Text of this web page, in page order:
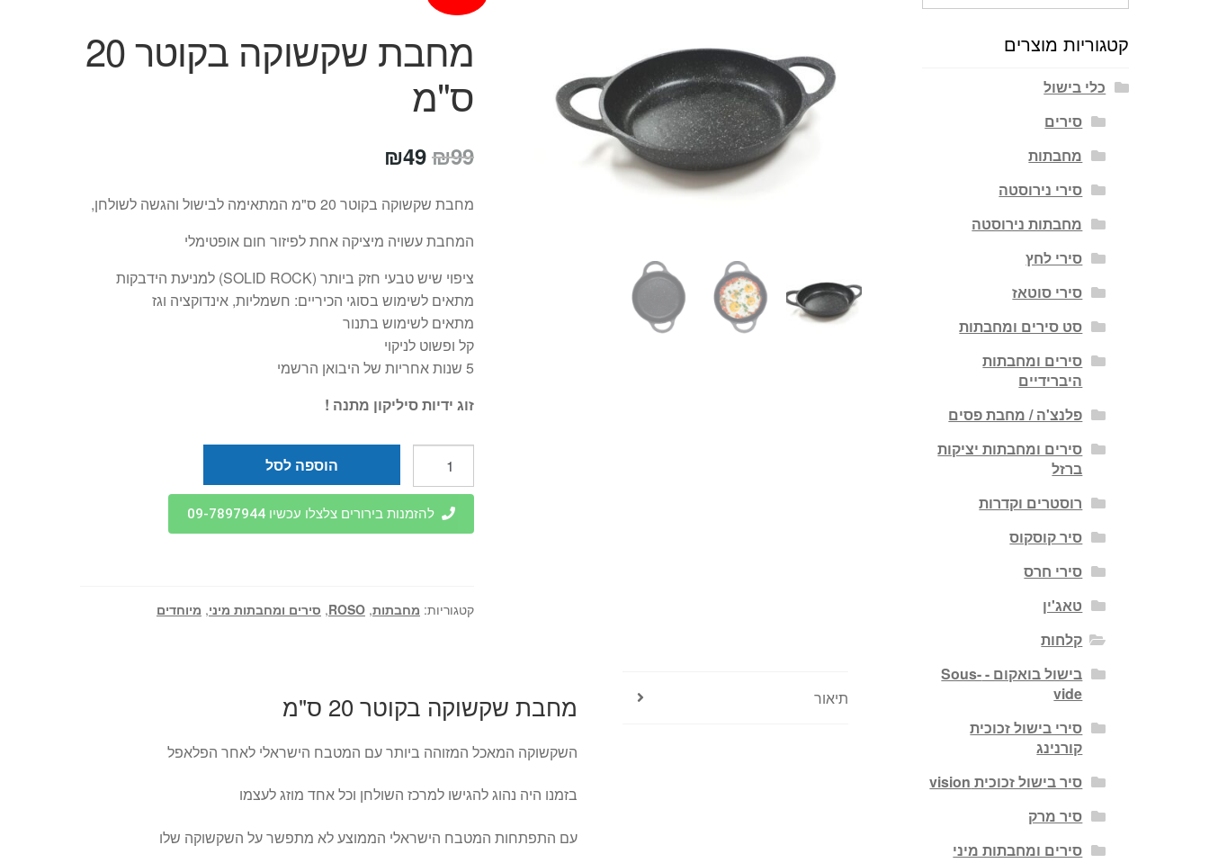
מחבת שקשוקה בקוטר 20
ס"מ
₪99
המחיר
היה:
₪99.
₪49
הוא:
₪49.
מחבת שקשוקה בקוטר 20 ס"מ המתאימה לבישול והגשה לשולחן,
המחבת עשויה מיציקה אחת לפיזור חום אופטימלי
ציפוי שיש טבעי חזק ביותר (SOLID ROCK) למניעת הידבקות
מתאים לשימוש בסוגי הכיריים: חשמליות, אינדוקציה וגז
מתאים לשימוש בתנור
קל ופשוט לניקוי
5 שנות אחריות של היבואן הרשמי
זוג ידיות סיליקון מתנה !
מחבת
שקשוקה
הוספה לסל
להזמנות בירורים צלצלו עכשיו 09-7897944
קטגוריות: מחבתות,
ROSO
, סירים ומחבתות מיני, מיוחדים
תיאור מחבת שקשוקה בקוטר 20 ס"מ
השקשוקה המאכל המזוהה ביותר עם המטבח הישראלי לאחר הפלאפל
בזמנו היה נהוג להגישו למרכז השולחן וכל אחד מוזג לעצמו
עם התפתחות המטבח הישראלי הממוצע לא מתפשר על השקשוקה שלו
קטגוריות מוצרים
כלי בישול
סירים
מחבתות
סירי נירוסטה
מחבתות נירוסטה
סירי לחץ
סירי סוטאז
סט סירים ומחבתות
סירים ומחבתות
היברידיים
פלנצ'ה / מחבת פסים
סירים ומחבתות יציקות
ברזל
רוסטרים וקדרות
סיר קוסקוס
סירי חרס
טאג'ין
קלחות
בישול בואקום - Sous-
vide
סירי בישול זכוכית
קורנינג
סיר בישול זכוכית vision
סיר מרק
סירים ומחבתות מיני